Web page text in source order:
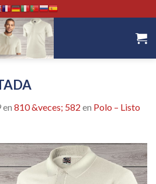
en 810 &veces; 582 en Polo – Listo